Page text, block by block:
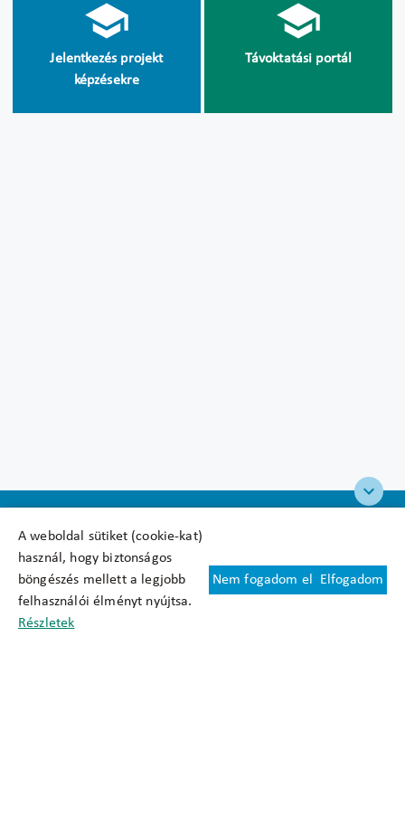
A weboldal sütiket (cookie-kat)
használ, hogy biztonságos
böngészés mellett a legjobb
felhasználói élményt nyújtsa.
Részletek
Nem fogadom el Elfogadom
Jelentkezés projekt
képzésekre
Távoktatási portál
Felhasználási feltételek